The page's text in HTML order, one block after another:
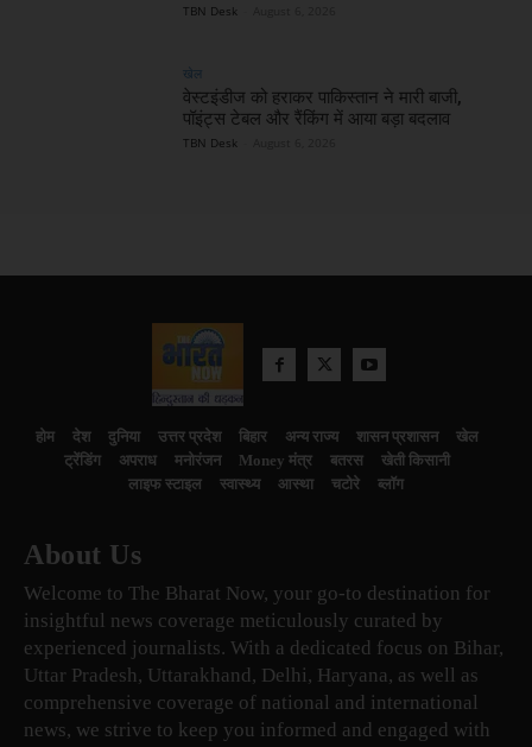
TBN Desk
खेल
वेस्टइंडीज को हराकर पाकिस्तान ने मारी बाजी,
पॉइंट्स टेबल और रैंकिंग में आया बड़ा बदलाव
TBN Desk
होम देश दुनिया उत्तर प्रदेश बिहार अन्य राज्य शासन प्रशासन
खेल
ट्रेंडिंग
अपराध मनोरंजन Money मंत्र बतरस
खेती किसानी
लाइफ स्टाइल
स्वास्थ्य आस्था चटोरे ब्लॉग
About Us
Welcome to The Bharat Now, your go-to destination for
insightful news coverage meticulously curated by
experienced journalists. With a dedicated focus on Bihar,
Uttar Pradesh, Uttarakhand, Delhi, Haryana, as well as
comprehensive coverage of national and international
news, we strive to keep you informed and engaged with